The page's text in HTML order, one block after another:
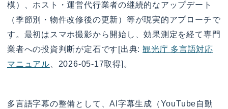
模）、ホスト・運営代行業者の継続的なアップデート
（季節別・物件改修後の更新）等が現実的アプローチで
す。最初はスマホ撮影から開始し、効果測定を経て専門
業者への投資判断が定石です[出典: 観光庁 多言語対応
マニュアル 、2026-05-17取得]。
多言語字幕の整備として、AI字幕生成（YouTube自動